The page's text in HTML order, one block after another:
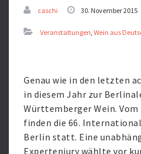
caschi 30. November 2015
Veranstaltungen, Wein aus
Genau wie in den letzten
in diesem Jahr zur
Württemberger Wein. Vom
finden die 66.
Berlin statt. Eine
Expertenjury wählte vor